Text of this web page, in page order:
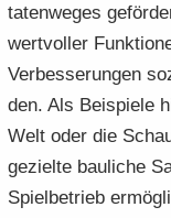
ta­ten­we­ges
wert­vol­ler
Ver­bes­se­run­gen
den. Als Bei­spie­le
Welt oder die
ge­ziel­te bau­li­che
Spiel­be­trieb